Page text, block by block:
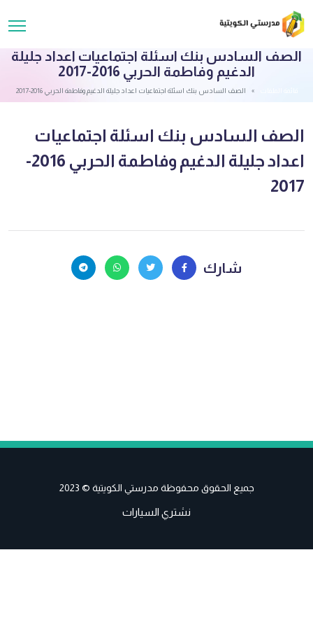
الصف السادس بنك اسئلة اجتماعيات اعداد جليلة
الدغيم وفاطمة الحربي 2016-2017
الصف السادس بنك اسئلة اجتماعيات اعداد جليلة الدغيم وفاطمة الحربي 2016-2017
الصف السادس بنك اسئلة اجتماعيات
اعداد جليلة الدغيم وفاطمة الحربي 2016-
2017
شارك
جميع الحقوق محفوظة مدرستي الكويتية © 2023
نشتري السيارات